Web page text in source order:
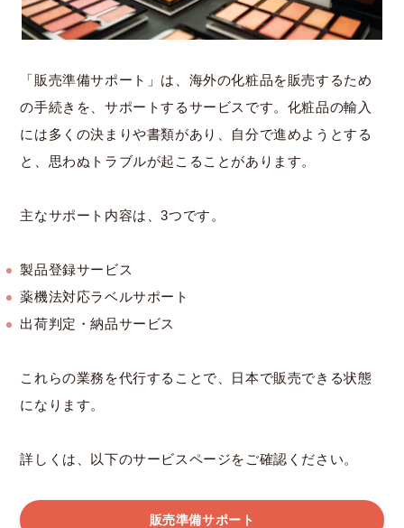
「販売準備サポート」は、海外の化粧品を販売するため
の手続きを、サポートするサービスです。化粧品の輸入
には多くの決まりや書類があり、自分で進めようとする
と、思わぬトラブルが起こることがあります。
主なサポート内容は、3つです。
製品登録サービス
薬機法対応ラベルサポート
出荷判定・納品サービス
これらの業務を代行することで、日本で販売できる状態
になります。
詳しくは、以下のサービスページをご確認ください。
販売準備サポート